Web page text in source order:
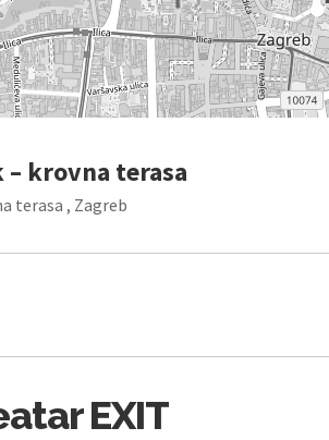
– krovna terasa
terasa , Zagreb
EXIT